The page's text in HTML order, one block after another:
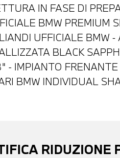
IN FASE DI
BMW PREMIUM
UFFICIALE BMW
BLACK
- IMPIANTO
BMW INDIVIDUAL
E
PELLE CON COMANDI
LEVE AL VOLANTE
RIDUZIONE